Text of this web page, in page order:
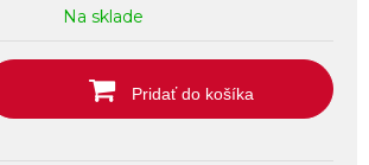
Na sklade
Pridať do košíka